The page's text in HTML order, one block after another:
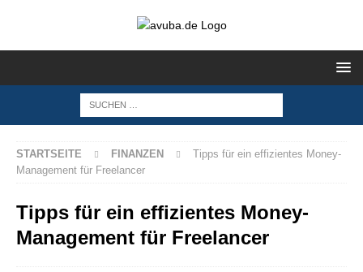
STARTSEITE FINANZEN
Tipps für ein effizientes Money-
Management für Freelancer
Tipps für ein effizientes Money-
Management für Freelancer